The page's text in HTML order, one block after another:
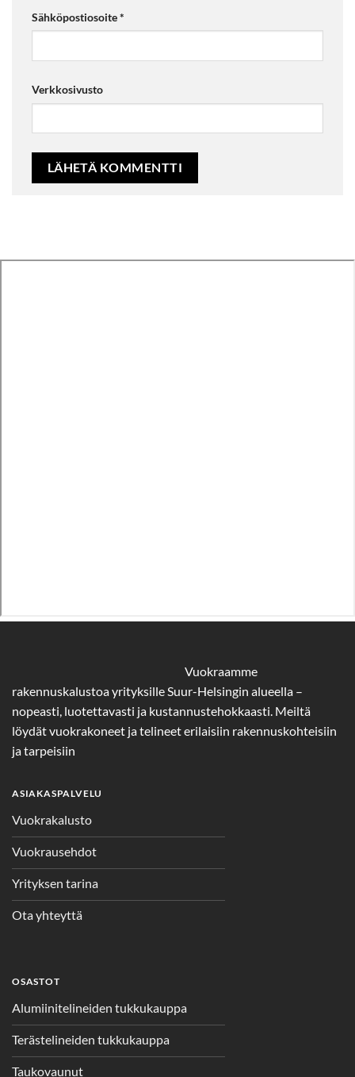
Sähköpostiosoite*
Verkkosivusto
Vuokraamme
rakennuskalustoa yrityksille Suur-Helsingin alueella –
nopeasti, luotettavasti ja kustannustehokkaasti. Meiltä
löydät vuokrakoneet ja telineet erilaisiin rakennuskohteisiin
ja tarpeisiin
ASIAKASPALVELU
Vuokrakalusto
Vuokrausehdot
Yrityksen tarina
Ota yhteyttä
OSASTOT
Alumiinitelineiden tukkukauppa
Terästelineiden tukkukauppa
Taukovaunut